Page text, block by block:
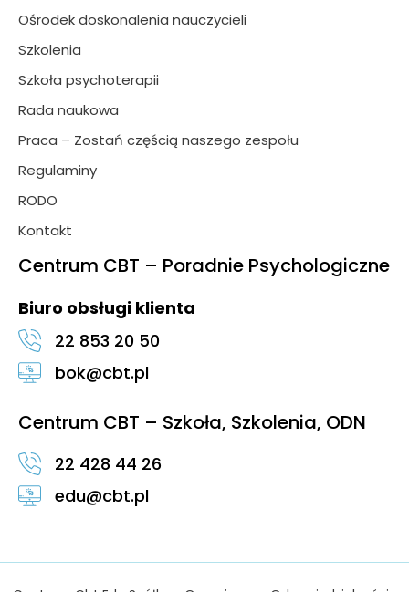
Ośrodek doskonalenia nauczycieli
Szkolenia
Szkoła psychoterapii
Rada naukowa
Praca – Zostań częścią naszego zespołu
Regulaminy
RODO
Kontakt
Centrum CBT – Poradnie Psychologiczne
Biuro obsługi klienta
22 853 20 50
bok@cbt.pl
Centrum CBT – Szkoła, Szkolenia, ODN
22 428 44 26
edu@cbt.pl